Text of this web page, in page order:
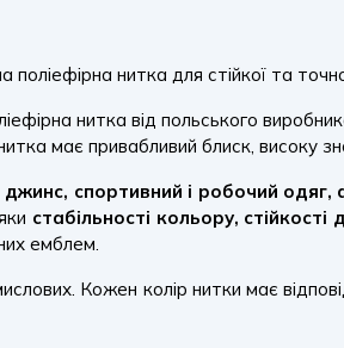
поліефірна нитка для стійкої та
нитка від польського
має привабливий блиск, високу
спортивний і робочий одяг,
стабільності кольору,
емблем.
Кожен колір нитки має